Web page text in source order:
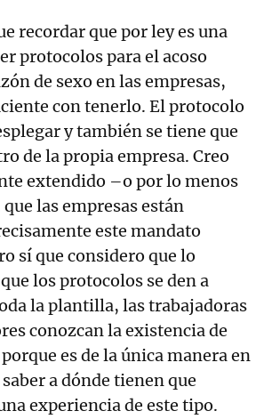
recordar que por ley es una
protocolos para el acoso
de sexo en las empresas,
con tenerlo. El protocolo
y también se tiene que
de la propia empresa. Creo
extendido –o por lo menos
las empresas están
este mandato
sí que considero que lo
los protocolos se den a
la plantilla, las trabajadoras
conozcan la existencia de
es de la única manera en
a dónde tienen que
experiencia de este tipo.